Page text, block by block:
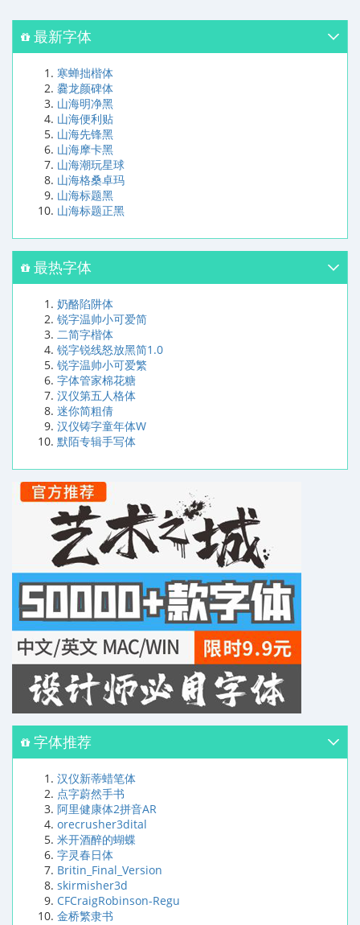
最新字体
寒蝉拙楷体
爨龙颜碑体
山海明净黑
山海便利贴
山海先锋黑
山海摩卡黑
山海潮玩星球
山海格桑卓玛
山海标题黑
山海标题正黑
最热字体
奶酪陷阱体
锐字温帅小可爱简
二简字楷体
锐字锐线怒放黑简1.0
锐字温帅小可爱繁
字体管家棉花糖
汉仪第五人格体
迷你简粗倩
汉仪铸字童年体W
默陌专辑手写体
字体推荐
汉仪新蒂蜡笔体
点字蔚然手书
阿里健康体2拼音AR
orecrusher3dital
米开酒醉的蝴蝶
字灵春日体
Britin_Final_Version
skirmisher3d
CFCraigRobinson-Regu
金桥繁隶书